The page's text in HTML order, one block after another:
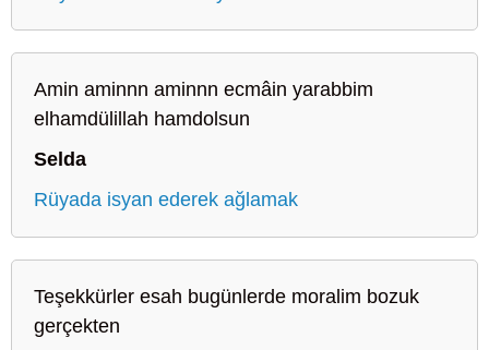
Amin aminnn aminnn ecmâin yarabbim
elhamdülillah hamdolsun
Selda
Rüyada isyan ederek ağlamak
Teşekkürler esah bugünlerde moralim bozuk
gerçekten